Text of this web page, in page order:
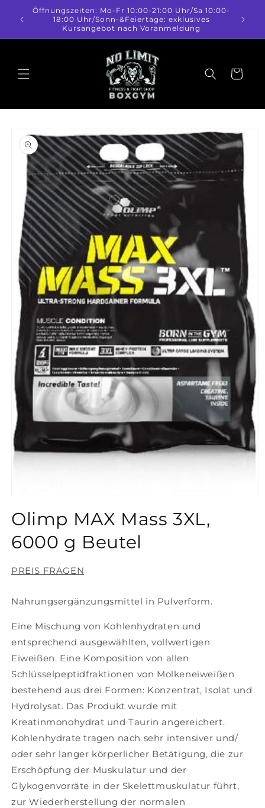
zum
Inhalt
Öffnungszeiten: Mo-Fr 10:00-21:00 Uhr/Sa 10:00-
18:00 Uhr/Sonn-&Feiertage: exklusives
Kursangebot nach Voranmeldung
Warenkorb
in
Modal
öffnen
Olimp MAX Mass 3XL,
6000 g Beutel
PREIS FRAGEN
Nahrungsergänzungsmittel in Pulverform.
Eine Mischung von Kohlenhydraten und
entsprechend ausgewählten, vollwertigen
Eiweißen. Eine Komposition von allen
Schlüsselpeptidfraktionen von Molkeneiweißen
bestehend aus drei Formen: Konzentrat, Isolat und
Hydrolysat. Das Produkt wurde mit
Kreatinmonohydrat und Taurin angereichert.
Kohlenhydrate tragen nach sehr intensiver und/
oder sehr langer körperlicher Betätigung, die zur
Erschöpfung der Muskulatur und der
Glykogenvorräte in der Skelettmuskulatur führt,
zur Wiederherstellung der normalen